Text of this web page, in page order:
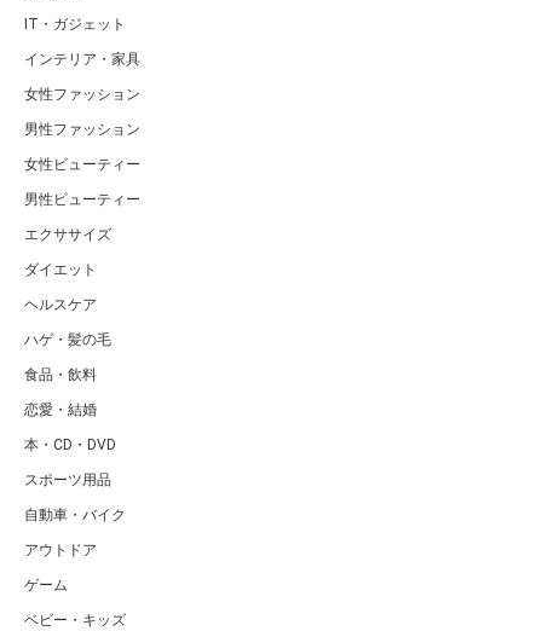
IT・ガジェット
インテリア・家具
女性ファッション
男性ファッション
女性ビューティー
男性ビューティー
エクササイズ
ダイエット
ヘルスケア
ハゲ・髪の毛
食品・飲料
恋愛・結婚
本・CD・DVD
スポーツ用品
自動車・バイク
アウトドア
ゲーム
ベビー・キッズ